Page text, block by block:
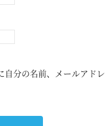
自分の名前、メールアドレ